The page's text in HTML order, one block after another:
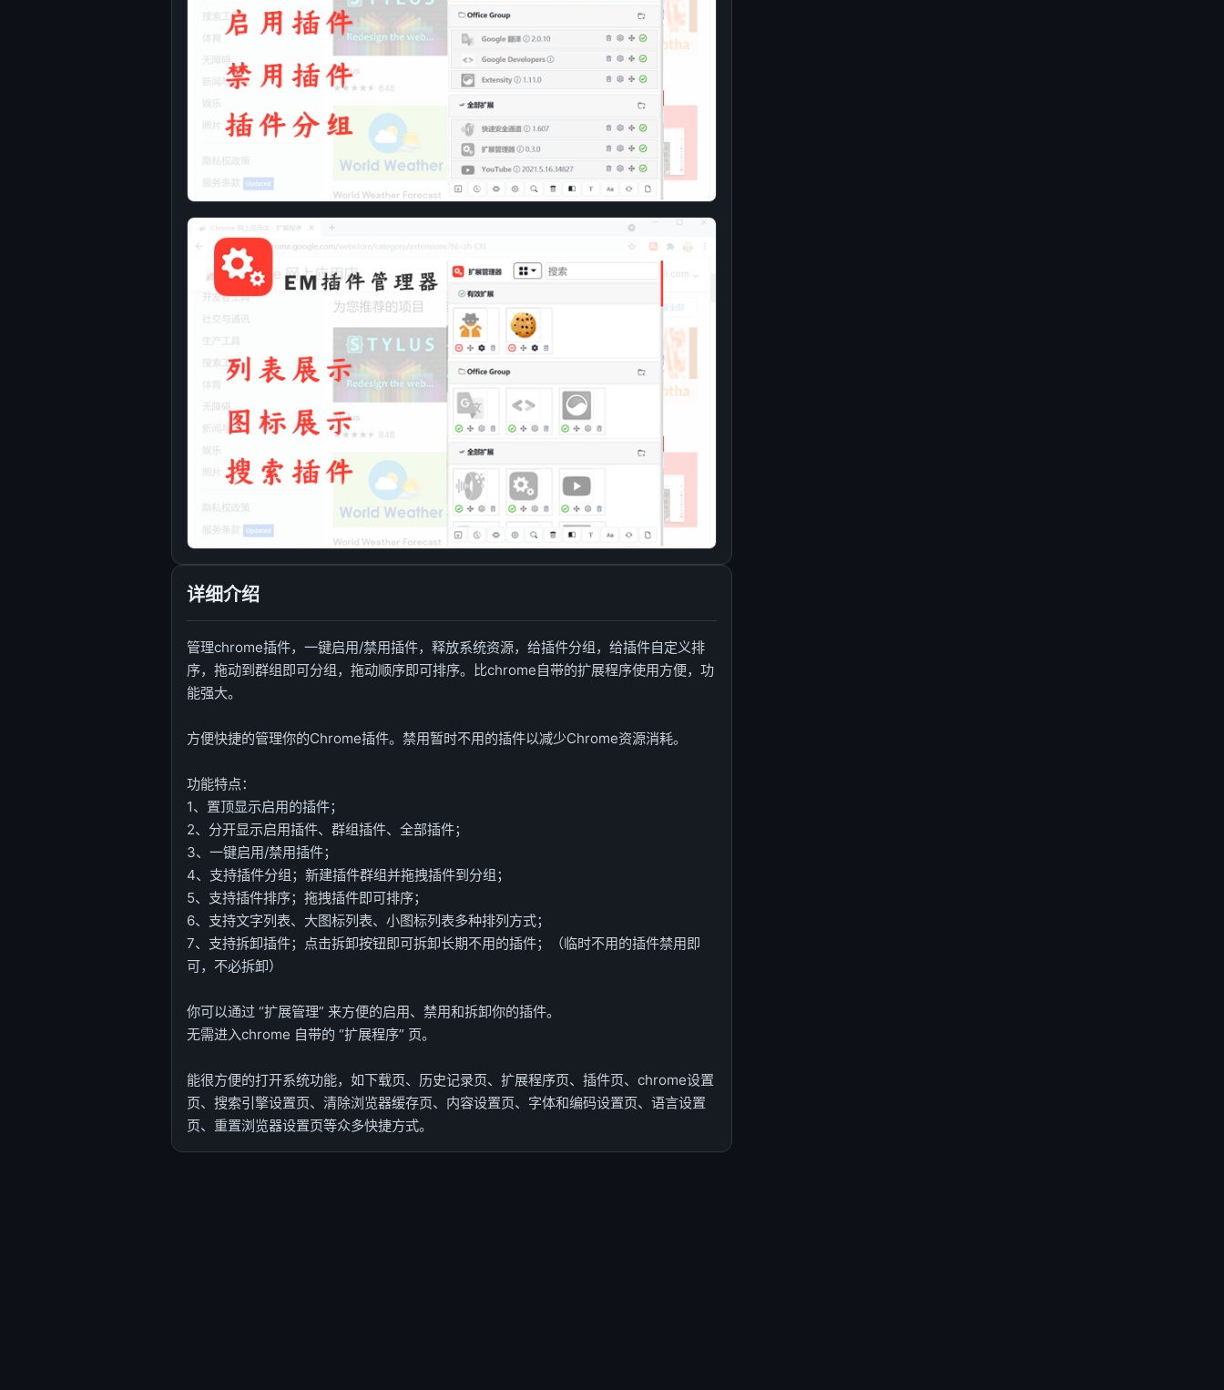
详细介绍
管理chrome插件，一键启用/禁用插件，释放系统资源，给插件分组，给插件自定义排
序，拖动到群组即可分组，拖动顺序即可排序。比chrome自带的扩展程序使用方便，功
能强大。
方便快捷的管理你的Chrome插件。禁用暂时不用的插件以减少Chrome资源消耗。
功能特点：
1、置顶显示启用的插件；
2、分开显示启用插件、群组插件、全部插件；
3、一键启用/禁用插件；
4、支持插件分组；新建插件群组并拖拽插件到分组；
5、支持插件排序；拖拽插件即可排序；
6、支持文字列表、大图标列表、小图标列表多种排列方式；
7、支持拆卸插件；点击拆卸按钮即可拆卸长期不用的插件；（临时不用的插件禁用即
可，不必拆卸）
你可以通过 “扩展管理” 来方便的启用、禁用和拆卸你的插件。
无需进入chrome 自带的 “扩展程序” 页。
能很方便的打开系统功能，如下载页、历史记录页、扩展程序页、插件页、chrome设置
页、搜索引擎设置页、清除浏览器缓存页、内容设置页、字体和编码设置页、语言设置
页、重置浏览器设置页等众多快捷方式。